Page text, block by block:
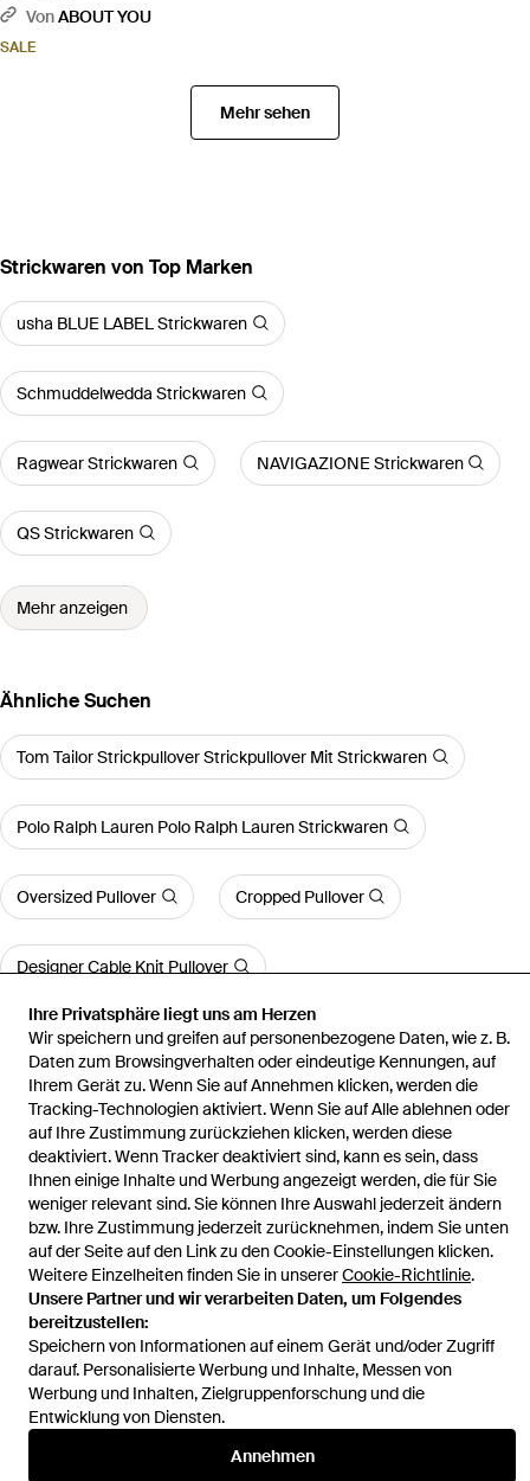
Ihre Privatsphäre liegt uns am Herzen
Wir speichern und greifen auf personenbezogene Daten, wie z. B.
Daten zum Browsingverhalten oder eindeutige Kennungen, auf
Ihrem Gerät zu. Wenn Sie auf Annehmen klicken, werden die
Tracking-Technologien aktiviert. Wenn Sie auf Alle ablehnen oder
auf Ihre Zustimmung zurückziehen klicken, werden diese
deaktiviert. Wenn Tracker deaktiviert sind, kann es sein, dass
Ihnen einige Inhalte und Werbung angezeigt werden, die für Sie
weniger relevant sind. Sie können Ihre Auswahl jederzeit ändern
bzw. Ihre Zustimmung jederzeit zurücknehmen, indem Sie unten
auf der Seite auf den Link zu den Cookie-Einstellungen klicken.
Weitere Einzelheiten finden Sie in unsererCookie-Richtlinie.
Unsere Partner und wir verarbeiten Daten, um Folgendes
bereitzustellen:
Speichern von Informationen auf einem Gerät und/oder Zugriff
darauf. Personalisierte Werbung und Inhalte, Messen von
Werbung und Inhalten, Zielgruppenforschung und die
Entwicklung von Diensten.
Annehmen
VonABOUT YOU
SALE
Mehr sehen
Strickwaren von Top Marken
usha BLUE LABEL Strickwaren
Schmuddelwedda Strickwaren
Ragwear Strickwaren NAVIGAZIONE Strickwaren
QS Strickwaren
Mehr anzeigen
Ähnliche Suchen
Tom Tailor Strickpullover Strickpullover Mit Strickwaren
Polo Ralph Lauren Polo Ralph Lauren Strickwaren
Oversized Pullover Cropped Pullover
Designer Cable Knit Pullover
Mehr anzeigen
Startseite Damen Strickwaren Top
Hilfe und Informationen